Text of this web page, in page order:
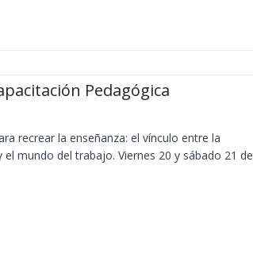
Pedagógica
recrear la enseñanza: el vínculo entre la
mundo del trabajo. Viernes 20 y sábado 21 de